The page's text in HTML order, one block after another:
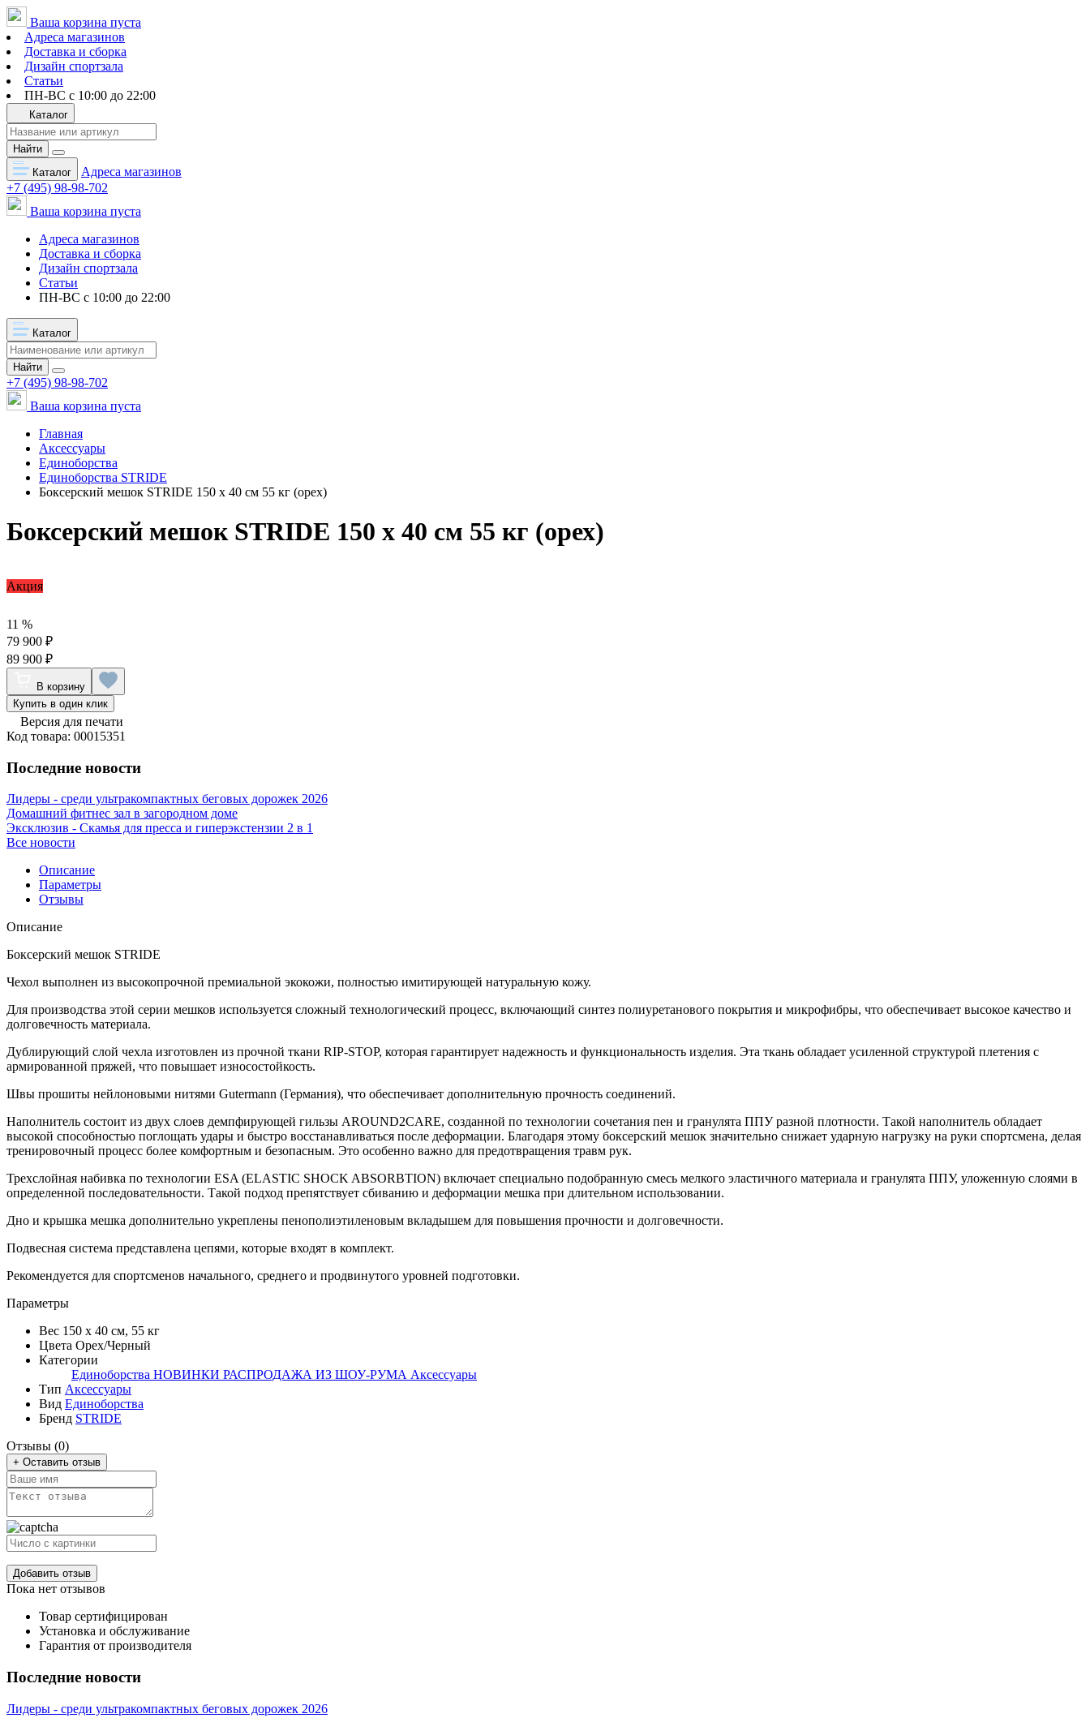
Ваша корзина пуста
Адреса магазинов
Доставка и сборка
Дизайн спортзала
Статьи
ПН-ВС с 10:00 до 22:00
Каталог
Найти
Каталог
Адреса магазинов
+7 (495) 98-98-702
Ваша корзина пуста
Адреса магазинов
Доставка и сборка
Дизайн спортзала
Статьи
ПН-ВС с 10:00 до 22:00
Каталог
Найти
+7 (495) 98-98-702
Ваша корзина пуста
Главная
Аксессуары
Единоборства
Единоборства STRIDE
Боксерский мешок STRIDE 150 х 40 см 55 кг (орех)
Боксерский мешок STRIDE 150 х 40 см 55 кг (орех)
Акция
11 %
79 900 ₽
89 900 ₽
В корзину
Купить в один клик
Версия для печати
Код товара: 00015351
Последние новости
Лидеры - среди ультракомпактных беговых дорожек 2026
Домашний фитнес зал в загородном доме
Эксклюзив - Скамья для пресса и гиперэкстензии 2 в 1
Все новости
Описание
Параметры
Отзывы
Описание
Боксерский мешок STRIDE
Чехол выполнен из высокопрочной премиальной экокожи, полностью имитирующей натуральную кожу.
Для производства этой серии мешков используется сложный технологический процесс, включающий синтез полиуретанового покрытия и микрофибры, что обеспечивает высокое качество и
долговечность материала.
Дублирующий слой чехла изготовлен из прочной ткани RIP-STOP, которая гарантирует надежность и функциональность изделия. Эта ткань обладает усиленной структурой плетения с
армированной пряжей, что повышает износостойкость.
Швы прошиты нейлоновыми нитями Gutermann (Германия), что обеспечивает дополнительную прочность соединений.
Наполнитель состоит из двух слоев демпфирующей гильзы AROUND2CARE, созданной по технологии сочетания пен и гранулята ППУ разной плотности. Такой наполнитель обладает
высокой способностью поглощать удары и быстро восстанавливаться после деформации. Благодаря этому боксерский мешок значительно снижает ударную нагрузку на руки спортсмена, делая
тренировочный процесс более комфортным и безопасным. Это особенно важно для предотвращения травм рук.
Трехслойная набивка по технологии ESA (ELASTIC SHOCK ABSORBTION) включает специально подобранную смесь мелкого эластичного материала и гранулята ППУ, уложенную слоями в
определенной последовательности. Такой подход препятствует сбиванию и деформации мешка при длительном использовании.
Дно и крышка мешка дополнительно укреплены пенополиэтиленовым вкладышем для повышения прочности и долговечности.
Подвесная система представлена цепями, которые входят в комплект.
Рекомендуется для спортсменов начального, среднего и продвинутого уровней подготовки.
Параметры
Вес 150 х 40 см, 55 кг
Цвета Орех/Черный
Категории
Единоборства НОВИНКИ РАСПРОДАЖА ИЗ ШОУ-РУМА Аксессуары
Тип Аксессуары
Вид Единоборства
Бренд STRIDE
Отзывы (0)
+ Оставить отзыв
Добавить отзыв
Пока нет отзывов
Товар сертифицирован
Установка и обслуживание
Гарантия от производителя
Последние новости
Лидеры - среди ультракомпактных беговых дорожек 2026